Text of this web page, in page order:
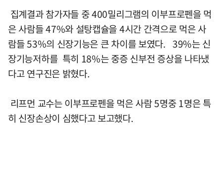
집계결과 참가자들 중 400밀리그램의 이부프로펜을 먹
은 사람들 47%와 설탕캡슐을 4시간 간격으로 먹은 사
람들 53%의 신장기능은 큰 차이를 보였다. 39%는 신
장기능저하를 특히 18%는 중증 신부전 증상을 나타냈
다고 연구진은 밝혔다.
리프먼 교수는 이부프로펜을 먹은 사람 5명중 1명은 특
히 신장손상이 심했다고 보고했다.